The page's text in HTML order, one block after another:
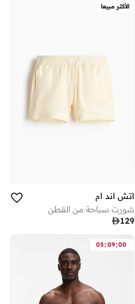
الأكثر مبيعا
اتش اند ام
شورت سباحة من القطن
129
05:09:00